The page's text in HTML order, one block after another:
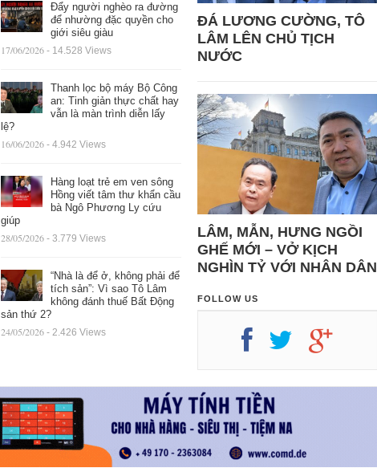
Đẩy người nghèo ra đường
để nhường đặc quyền cho
giới siêu giàu
17/06/2026 - 14.528 Views
Thanh lọc bộ máy Bộ Công
an: Tinh giản thực chất hay
vẫn là màn trình diễn lấy
lệ?
16/06/2026 - 4.942 Views
Hàng loạt trẻ em ven sông
Hồng viết tâm thư khẩn cầu
bà Ngô Phương Ly cứu
giúp
28/05/2026 - 3.779 Views
“Nhà là để ở, không phải để
tích sản”: Vì sao Tô Lâm
không đánh thuế Bất Động
sản thứ 2?
24/05/2026 - 2.426 Views
ĐÁ LƯƠNG CƯỜNG, TÔ
LÂM LÊN CHỦ TỊCH
NƯỚC
LÂM, MẪN, HƯNG NGỒI
GHẾ MỚI – VỞ KỊCH
NGHÌN TỶ VỚI NHÂN DÂN
FOLLOW US